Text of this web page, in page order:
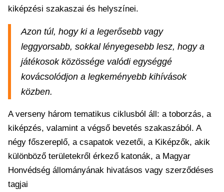
kiképzési szakaszai és helyszínei.
Azon túl, hogy ki a legerősebb vagy
leggyorsabb, sokkal lényegesebb lesz, hogy a
játékosok közössége valódi egységgé
kovácsolódjon a legkeményebb kihívások
közben.
A verseny három tematikus ciklusból áll: a toborzás, a
kiképzés, valamint a végső bevetés szakaszából. A
négy főszereplő, a csapatok vezetői, a Kiképzők, akik
különböző területekről érkező katonák, a Magyar
Honvédség állományának hivatásos vagy szerződéses
tagjai